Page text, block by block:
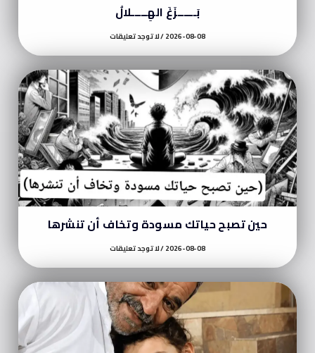
بَــــــزَغَ الهِـــــلالُ
2026-08-08 لا توجد تعليقات
حين تصبح حياتك مسودة وتخاف أن تنشرها
2026-08-08 لا توجد تعليقات